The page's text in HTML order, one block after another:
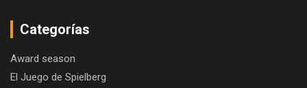
Categorías
Award season
El Juego de Spielberg